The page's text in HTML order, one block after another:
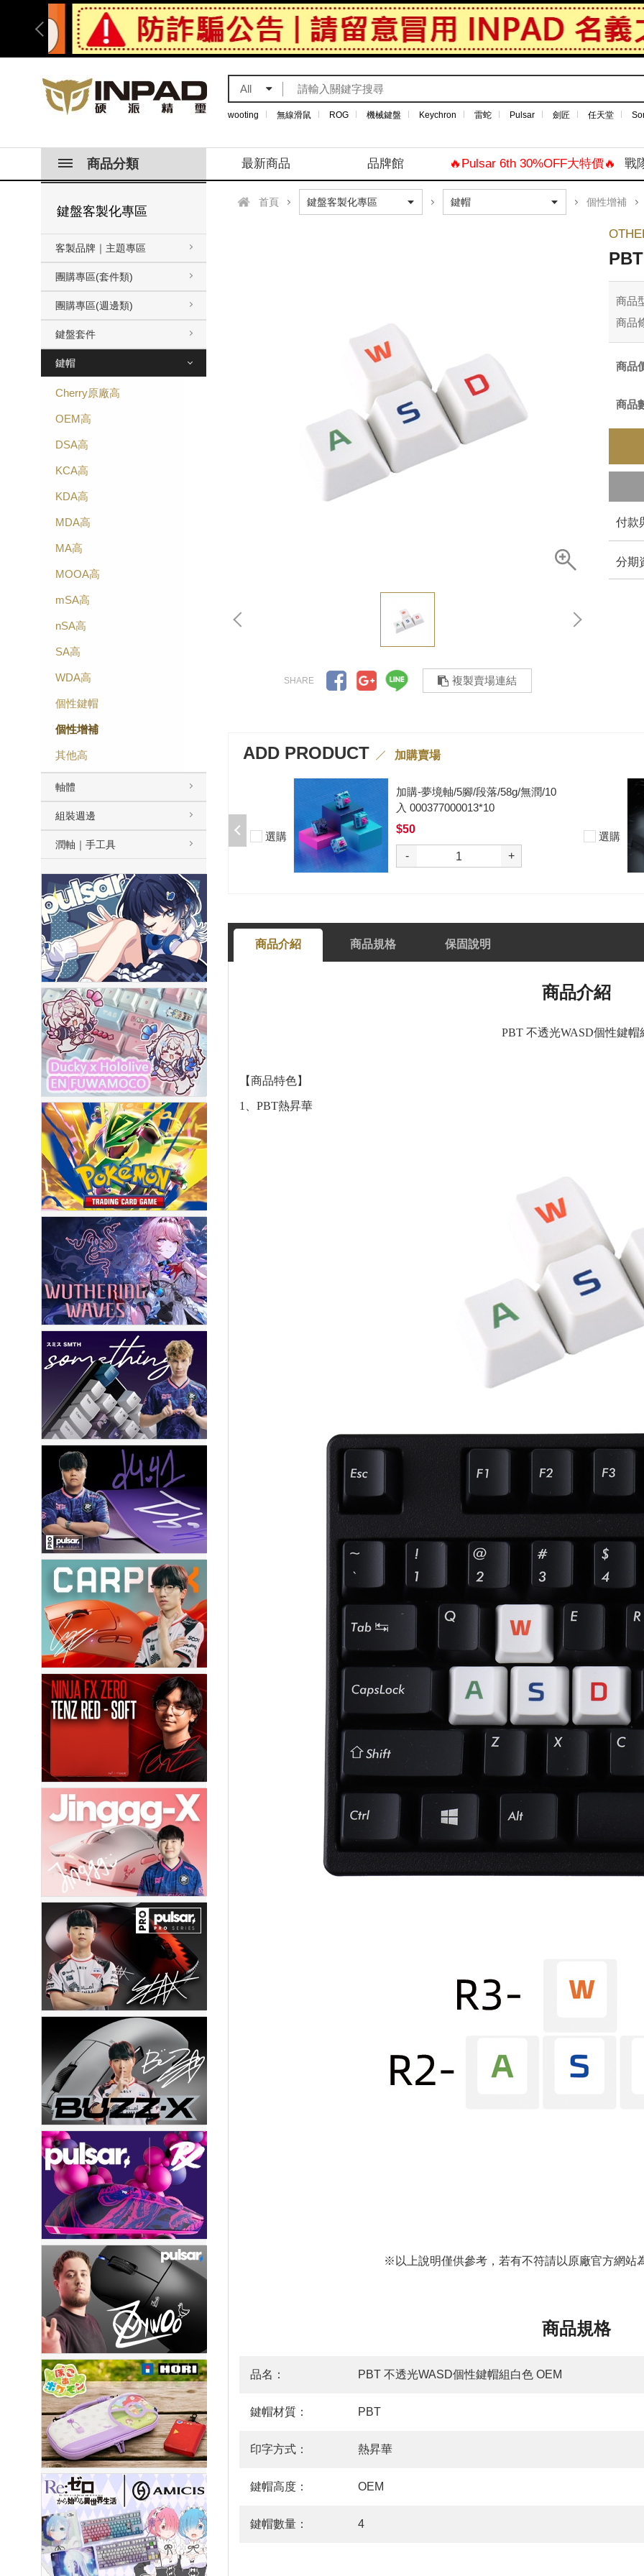
All
wooting 無線滑鼠 ROG 機械鍵盤 Keychron 雷蛇 Pulsar 劍匠 任天堂
商品分類 最新商品 品牌館 🔥Pulsar 6th 30%OFF大特價🔥 戰
鍵盤客製化專區
客製品牌｜主題專區
團購專區(套件類)
團購專區(週邊類)
鍵盤套件
鍵帽
Cherry原廠高
OEM高
DSA高
KCA高
KDA高
MDA高
MA高
MOOA高
mSA高
nSA高
SA高
WDA高
個性鍵帽
個性增補
其他高
軸體
組裝週邊
潤軸｜手工具
首頁 個性增補
複製賣場連結
商品
商品
商品
商品
付款
分期
ADD PRODUCT 加購賣場
加購-夢境軸/5腳/段落/58g/無潤/10
$50
-
選購
加購-黑武士軸V2/5腳/段落/62g/無
潤/10入 000377000012*10
商品介紹 商品規格 保固說明
商品介紹
PBT 不透光WASD個性鍵帽
【商品特色】
1、PBT熱昇華
※以上說明僅供參考，若有不符請以原廠官方網站
商品規格
品名： PBT 不透光WASD個性鍵帽組白色 OEM
鍵帽材質： PBT
印字方式： 熱昇華
鍵帽高度： OEM
鍵帽數量： 4